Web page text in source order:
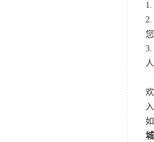
2.
3.
人